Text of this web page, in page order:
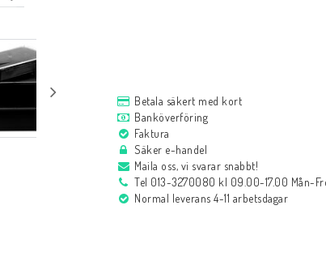
Betala säkert med kort
Banköverföring
Faktura
Säker e-handel
Maila oss, vi svarar snabbt!
Tel 013-3270080 kl 09.00-17.00 Mån-
Normal leverans 4-11 arbetsdagar